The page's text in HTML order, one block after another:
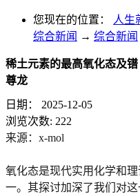
您现在的位置： 人生
综合新闻 → 综合新闻
稀土元素的最高氧化态及
尊龙
日期：
2025-12-05
浏览次数: 222
来源：x-mol
氧化态是现代实用化学和
一。其探讨加深了我们对